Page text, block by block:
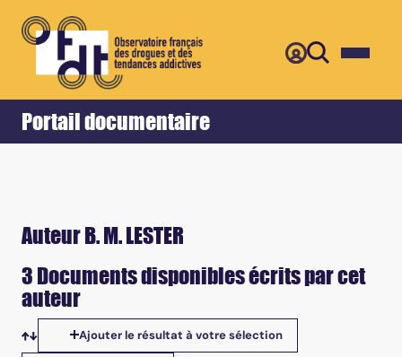
Portail documentaire
Accueil Retour
Auteur B. M. LESTER
3 Documents disponibles écrits par cet
auteur
Tris disponibles
Ajouter le résultat à votre sélection